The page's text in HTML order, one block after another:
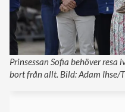
Prinsessan Sofia behöver
bort från allt. Bild: Adam Ihse/